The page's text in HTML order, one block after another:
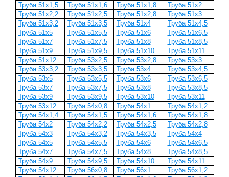
Труба 51x1,5
Труба 51x1,6 Труба 51x1,8
Труба 51x2
Труба 51x2,2
Труба 51x2,5 Труба 51x2,8
Труба 51x3
Труба 51x3,2
Труба 51x3,5 Труба 51x4
Труба 51x4,5
Труба 51x5
Труба 51x5,5 Труба 51x6
Труба 51x6,5
Труба 51x7
Труба 51x7,5 Труба 51x8
Труба 51x8,5
Труба 51x9
Труба 51x9,5 Труба 51x10
Труба 51x11
Труба 51x12
Труба 53x2,5 Труба 53x2,8
Труба 53x3
Труба 53x3,2
Труба 53x3,5 Труба 53x4
Труба 53x4,5
Труба 53x5
Труба 53x5,5 Труба 53x6
Труба 53x6,5
Труба 53x7
Труба 53x7,5 Труба 53x8
Труба 53x8,5
Труба 53x9
Труба 53x9,5 Труба 53x10
Труба 53x11
Труба 53x12
Труба 54x0,8 Труба 54x1
Труба 54x1,2
Труба 54x1,4
Труба 54x1,5 Труба 54x1,6
Труба 54x1,8
Труба 54x2
Труба 54x2,2 Труба 54x2,5
Труба 54x2,8
Труба 54x3
Труба 54x3,2 Труба 54x3,5
Труба 54x4
Труба 54x5
Труба 54x5,5 Труба 54x6
Труба 54x6,5
Труба 54x7
Труба 54x7,5 Труба 54x8
Труба 54x8,5
Труба 54x9
Труба 54x9,5 Труба 54x10
Труба 54x11
Труба 54x12
Труба 56x0,8 Труба 56x1
Труба 56x1,2